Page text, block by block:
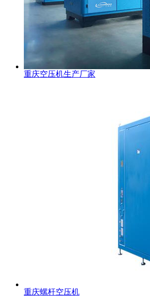
重庆空压机生产厂家
重庆螺杆空压机